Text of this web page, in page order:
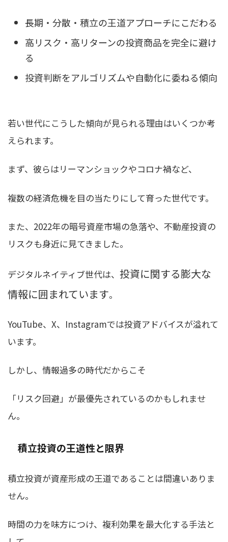
長期・分散・積立の王道アプローチにこだわる
高リスク・高リターンの投資商品を完全に避け
る
投資判断をアルゴリズムや自動化に委ねる傾向
若い世代にこうした傾向が見られる理由はいくつか考
えられます。
まず、彼らはリーマンショックやコロナ禍など、
複数の経済危機を目の当たりにして育った世代です。
また、2022年の暗号資産市場の急落や、不動産投資の
リスクも身近に見てきました。
デジタルネイティブ世代は、 投資に関する膨大な
情報に囲まれています。
YouTube、X、Instagramでは投資アドバイスが溢れて
います。
しかし、情報過多の時代だからこそ
「リスク回避」が最優先されているのかもしれませ
ん。
積立投資の王道性と限界
積立投資が資産形成の王道であることは間違いありま
せん。
時間の力を味方につけ、複利効果を最大化する手法と